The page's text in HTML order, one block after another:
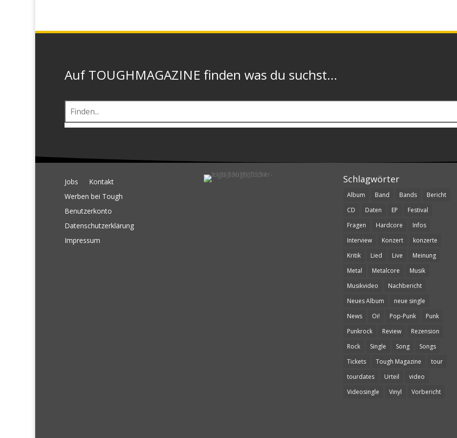
Auf TOUGHMAGAZINE finden was du suchst...
Jobs
Kontakt
Werben bei Tough
Benutzerkonto
Datenschutzerklärung
Impressum
Schlagwörter
Album Band Bands
Bericht
CD
Daten EP
Festival
Fragen
Hardcore
Infos
Interview
Konzert
konzerte
Kritik
Lied Live
Meinung
Metal
Metalcore
Musik
Musikvideo
Nachbericht
Neues Album
neue single
News
Oi! Pop-Punk
Punk
Punkrock
Review
Rezension
Rock
Single Song
Songs
Tickets
Tough Magazine
tour
tourdates
Urteil
video
Videosingle
Vinyl Vorbericht